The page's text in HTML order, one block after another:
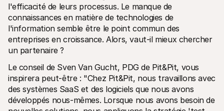
l'efficacité de leurs processus. Le manque de
connaissances en matière de technologies de
l'information semble être le point commun des
entreprises en croissance. Alors, vaut-il mieux chercher
un partenaire ?
Le conseil de Sven Van Gucht, PDG de Pit&Pit, vous
inspirera peut-être : "Chez Pit&Pit, nous travaillons avec
des systèmes SaaS et des logiciels que nous avons
développés nous-mêmes. Lorsque nous avons besoin de